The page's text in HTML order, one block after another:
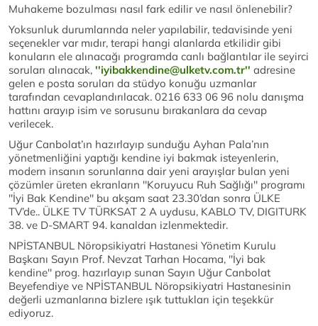
Muhakeme bozulması nasıl fark edilir ve nasıl önlenebilir?
Yoksunluk durumlarında neler yapılabilir, tedavisinde yeni
seçenekler var mıdır, terapi hangi alanlarda etkilidir gibi
konuların ele alınacağı programda canlı bağlantılar ile seyirci
soruları alınacak, ''iyibakkendine@ulketv.com.tr'' adresine
gelen e posta soruları da stüdyo konuğu uzmanlar
tarafından cevaplandırılacak. 0216 633 06 96 nolu danışma
hattını arayıp isim ve sorusunu bırakanlara da cevap
verilecek.
Uğur Canbolat’ın hazırlayıp sunduğu Ayhan Pala’nın
yönetmenliğini yaptığı kendine iyi bakmak isteyenlerin,
modern insanın sorunlarına dair yeni arayışlar bulan yeni
çözümler üreten ekranların ''Koruyucu Ruh Sağlığı'' programı
''İyi Bak Kendine'' bu akşam saat 23.30’dan sonra ÜLKE
TV’de.. ÜLKE TV TÜRKSAT 2 A uydusu, KABLO TV, DIGITURK
38. ve D-SMART 94. kanaldan izlenmektedir.
NPİSTANBUL Nöropsikiyatri Hastanesi Yönetim Kurulu
Başkanı Sayın Prof. Nevzat Tarhan Hocama, ''İyi bak
kendine'' prog. hazırlayıp sunan Sayın Uğur Canbolat
Beyefendiye ve NPİSTANBUL Nöropsikiyatri Hastanesinin
değerli uzmanlarına bizlere ışık tuttukları için teşekkür
ediyoruz.